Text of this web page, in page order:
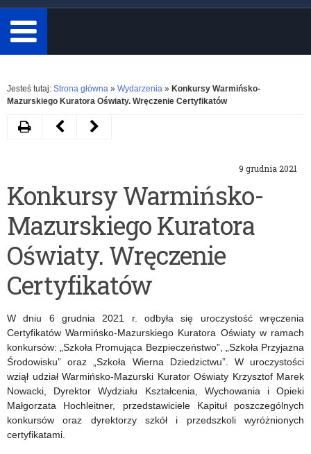
minimum
3
znaki.
Rozwiń
Jesteś tutaj: Strona główna » Wydarzenia » Konkursy Warmińsko-
Mazurskiego Kuratora Oświaty. Wręczenie Certyfikatów
9 grudnia 2021
Konkursy Warmińsko-
Mazurskiego Kuratora
Oświaty. Wręczenie
Certyfikatów
W dniu 6 grudnia 2021 r. odbyła się uroczystość wręczenia
Certyfikatów Warmińsko-Mazurskiego Kuratora Oświaty w ramach
konkursów: „Szkoła Promująca Bezpieczeństwo”, „Szkoła Przyjazna
Środowisku” oraz „Szkoła Wierna Dziedzictwu”. W uroczystości
wziął udział Warmińsko-Mazurski Kurator Oświaty Krzysztof Marek
Nowacki, Dyrektor Wydziału Kształcenia, Wychowania i Opieki
Małgorzata Hochleitner, przedstawiciele Kapituł poszczególnych
konkursów oraz dyrektorzy szkół i przedszkoli wyróżnionych
certyfikatami.
DrukujNastępny
#ŚwiatłoWolności
–
akcja
społeczna
IPN
Poprzedni
Rady
Dyrektorów
Szkół
Podstawowych
przy
Warmińsko-
Mazurskim
Kuratorze
Oświaty